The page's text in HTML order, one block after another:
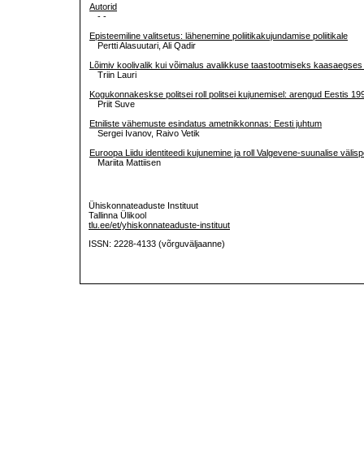
Autorid
- -
Episteemiline valitsetus: lähenemine poliitikakujundamise poliitikale
Pertti Alasuutari, Ali Qadir
Lõimiv koolivalik kui võimalus avalikkuse taastootmiseks
Triin Lauri
Kogukonnakeskse politsei roll politsei kujunemisel: arengud Eestis
Priit Suve
Etniliste vähemuste esindatus ametnikkonnas: Eesti juhtum
Sergei Ivanov, Raivo Vetik
Euroopa Liidu identiteedi kujunemine ja roll Valgevene-suunalise
Mariita Mattiisen
Ühiskonnateaduste Instituut
Tallinna Ülikool
tlu.ee/et/yhiskonnateaduste-instituut
ISSN: 2228-4133 (võrguväljaanne)